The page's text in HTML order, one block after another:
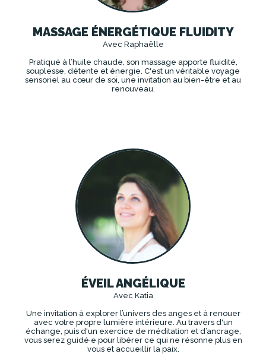
MASSAGE ÉNERGÉTIQUE FLUIDITY
Avec Raphaëlle
Pratiqué à l’huile chaude, son massage apporte fluidité,
souplesse, détente et énergie. C'est un véritable voyage
sensoriel au cœur de soi, une invitation au bien-être et au
renouveau.
ÉVEIL ANGÉLIQUE
Avec Katia
Une invitation à explorer l’univers des anges et à renouer
avec votre propre lumière intérieure. Au travers d'un
échange, puis d'un exercice de méditation et d’ancrage,
vous serez guidé·e pour libérer ce qui ne résonne plus en
vous et accueillir la paix.